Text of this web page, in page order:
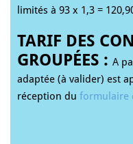
limités à 93 x 1,3 =
TARIF DES
GROUPÉES : A
adaptée (à valider) est
réception du formulaire